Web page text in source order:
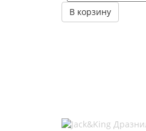
В корзину